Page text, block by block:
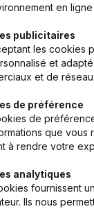
en ligne
publicitaires
les cookies
et
et de
de préférence
de
que vous
à rendre votre
analytiques
fournissent
Ils nous